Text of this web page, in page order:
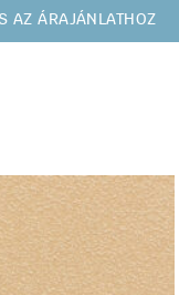
AZ ÁRAJÁNLATHOZ